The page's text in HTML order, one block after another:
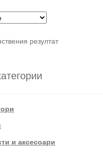
резултат
и аксесоари